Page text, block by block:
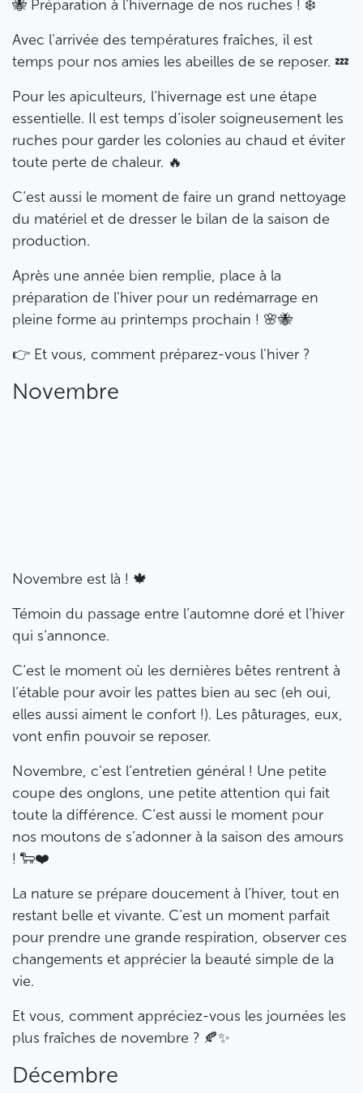
🐝 Préparation à l’hivernage de nos ruches ! ❄️
Avec l'arrivée des températures fraîches, il est
temps pour nos amies les abeilles de se reposer. 💤
Pour les apiculteurs, l’hivernage est une étape
essentielle. Il est temps d’isoler soigneusement les
ruches pour garder les colonies au chaud et éviter
toute perte de chaleur. 🔥
C’est aussi le moment de faire un grand nettoyage
du matériel et de dresser le bilan de la saison de
production.
Après une année bien remplie, place à la
préparation de l'hiver pour un redémarrage en
pleine forme au printemps prochain ! 🌸🐝
👉 Et vous, comment préparez-vous l'hiver ?
Novembre
Novembre est là ! 🍁
Témoin du passage entre l’automne doré et l’hiver
qui s’annonce.
C’est le moment où les dernières bêtes rentrent à
l’étable pour avoir les pattes bien au sec (eh oui,
elles aussi aiment le confort !). Les pâturages, eux,
vont enfin pouvoir se reposer.
Novembre, c'est l’entretien général ! Une petite
coupe des onglons, une petite attention qui fait
toute la différence. C’est aussi le moment pour
nos moutons de s’adonner à la saison des amours
! 🐑❤️
La nature se prépare doucement à l’hiver, tout en
restant belle et vivante. C’est un moment parfait
pour prendre une grande respiration, observer ces
changements et apprécier la beauté simple de la
vie.
Et vous, comment appréciez-vous les journées les
plus fraîches de novembre ? 🍂✨
Décembre